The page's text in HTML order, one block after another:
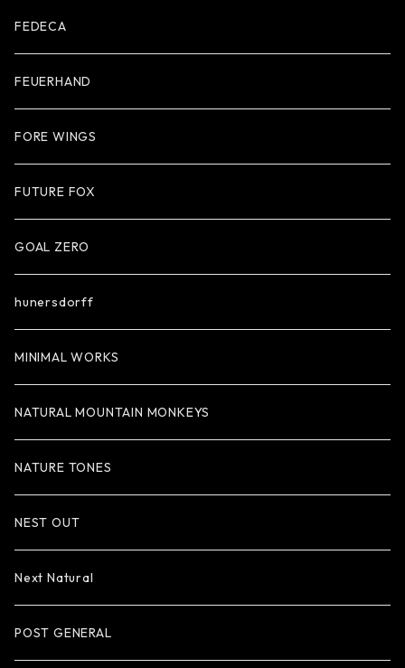
FEDECA
FEUERHAND
FORE WINGS
FUTURE FOX
GOAL ZERO
hunersdorff
MINIMAL WORKS
NATURAL MOUNTAIN MONKEYS
NATURE TONES
NEST OUT
Next Natural
POST GENERAL